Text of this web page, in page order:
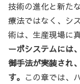
技術の進化と新た
療法ではなく、シ
術は、生産現場に
ーボシステムには
御手法が実装され
す。 この章では、